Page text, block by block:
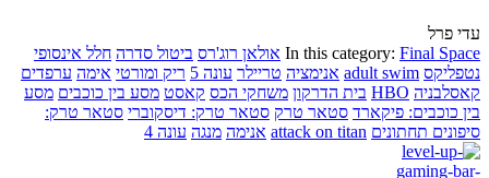
עדי פרל
In this category: Final Space אולאן רוג'רס ביטול סדרה חלל אינסופי
נטפליקס adult swim אנימציה טריילר עונה 5 ריק ומורטי אימה ערפדים
קאסלבניה HBO בית הדרקון משחקי הכס קאסט מסע בין כוכבים מסע
בין כוכבים: פיקארד סטאר טרק סטאר טרק: דיסקוברי סטאר טרק:
סיפונים תחתונים attack on titan אנימה מנגה עונה 4